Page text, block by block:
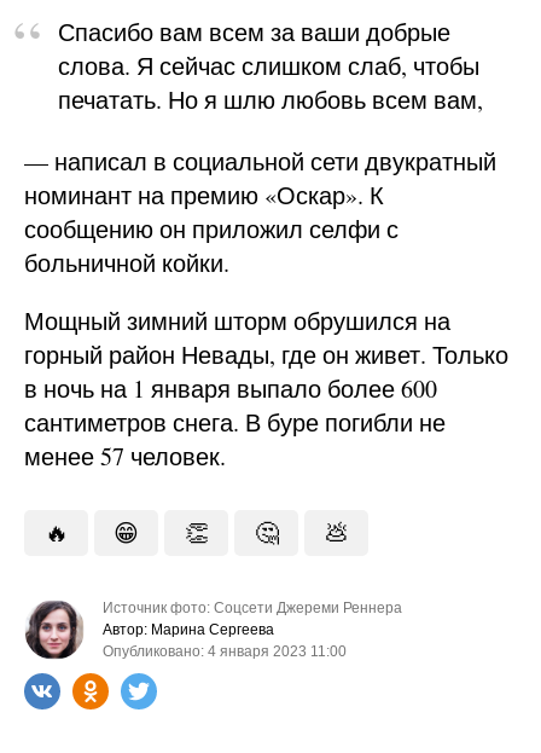
Спасибо вам всем за ваши добрые
слова. Я сейчас слишком слаб, чтобы
печатать. Но я шлю любовь всем вам,
— написал в социальной сети двукратный
номинант на премию «Оскар». К
сообщению он приложил селфи с
больничной койки.
Мощный зимний шторм обрушился на
горный район Невады, где он живет. Только
в ночь на 1 января выпало более 600
сантиметров снега. В буре погибли не
менее 57 человек.
🔥 😁 👏 🤔 💩
Источник фото: Соцсети Джереми Реннера
Автор: Марина Сергеева
Опубликовано: 4 января 2023 11:00